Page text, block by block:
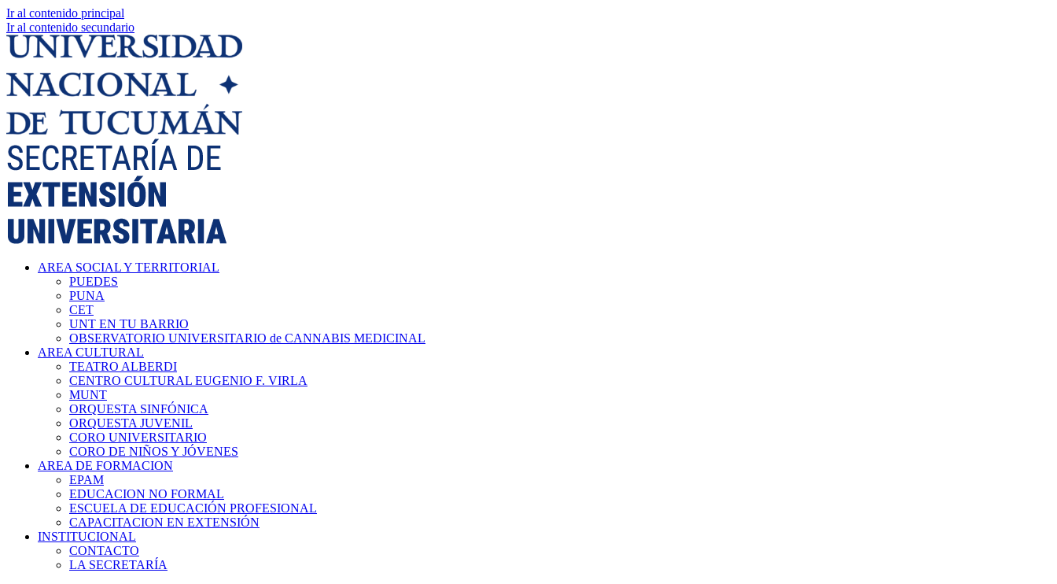
Ir al contenido principal
Ir al contenido secundario
AREA SOCIAL Y TERRITORIAL
PUEDES
PUNA
CET
UNT EN TU BARRIO
OBSERVATORIO UNIVERSITARIO de CANNABIS MEDICINAL
AREA CULTURAL
TEATRO ALBERDI
CENTRO CULTURAL EUGENIO F. VIRLA
MUNT
ORQUESTA SINFÓNICA
ORQUESTA JUVENIL
CORO UNIVERSITARIO
CORO DE NIÑOS Y JÓVENES
AREA DE FORMACION
EPAM
EDUCACION NO FORMAL
ESCUELA DE EDUCACIÓN PROFESIONAL
CAPACITACION EN EXTENSIÓN
INSTITUCIONAL
CONTACTO
LA SECRETARÍA